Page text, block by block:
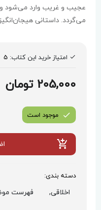
عجیب و غریب وارد می‌شود
می‌گردد. داستانی هیجان‌انگیز
امتیاز خرید این کتاب: 5
205,000 تومان
موجود است
دسته بندی:
اخلاقی, فهرست